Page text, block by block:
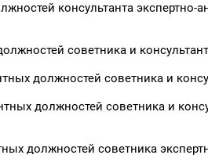
консультанта экспертно-
советника и
должностей советника и
должностей советника и
должностей советника